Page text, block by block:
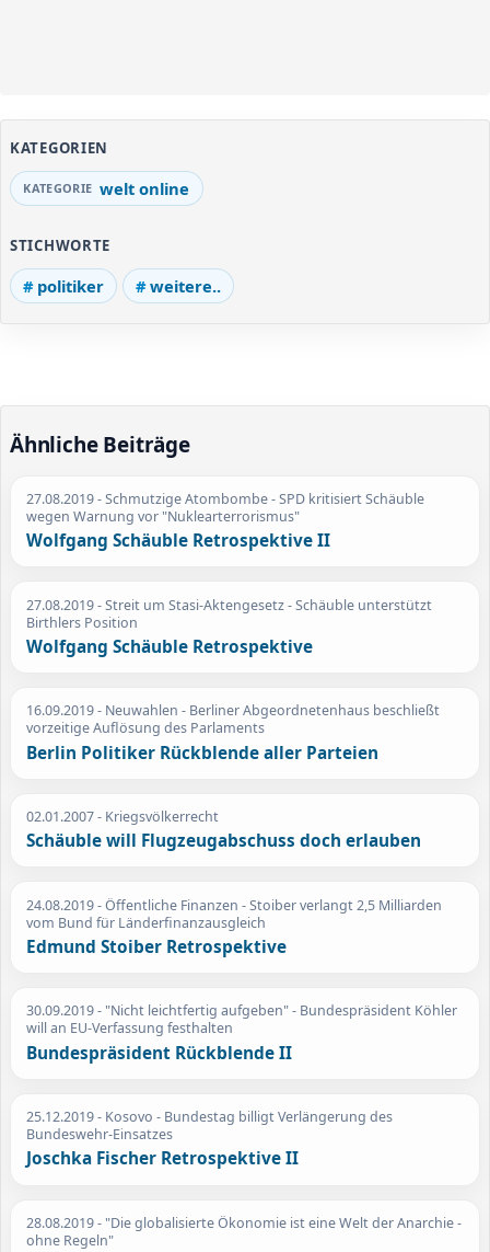
KATEGORIEN
welt online
STICHWORTE
politiker weitere..
Ähnliche Beiträge
27.08.2019- Schmutzige Atombombe - SPD kritisiert Schäuble
wegen Warnung vor "Nuklearterrorismus"
Wolfgang Schäuble Retrospektive II
27.08.2019- Streit um Stasi-Aktengesetz - Schäuble unterstützt
Birthlers Position
Wolfgang Schäuble Retrospektive
16.09.2019- Neuwahlen - Berliner Abgeordnetenhaus beschließt
vorzeitige Auflösung des Parlaments
Berlin Politiker Rückblende aller Parteien
02.01.2007- Kriegsvölkerrecht
Schäuble will Flugzeugabschuss doch erlauben
24.08.2019- Öffentliche Finanzen - Stoiber verlangt 2,5 Milliarden
vom Bund für Länderfinanzausgleich
Edmund Stoiber Retrospektive
30.09.2019- "Nicht leichtfertig aufgeben" - Bundespräsident Köhler
will an EU-Verfassung festhalten
Bundespräsident Rückblende II
25.12.2019- Kosovo - Bundestag billigt Verlängerung des
Bundeswehr-Einsatzes
Joschka Fischer Retrospektive II
28.08.2019- "Die globalisierte Ökonomie ist eine Welt der Anarchie -
ohne Regeln"